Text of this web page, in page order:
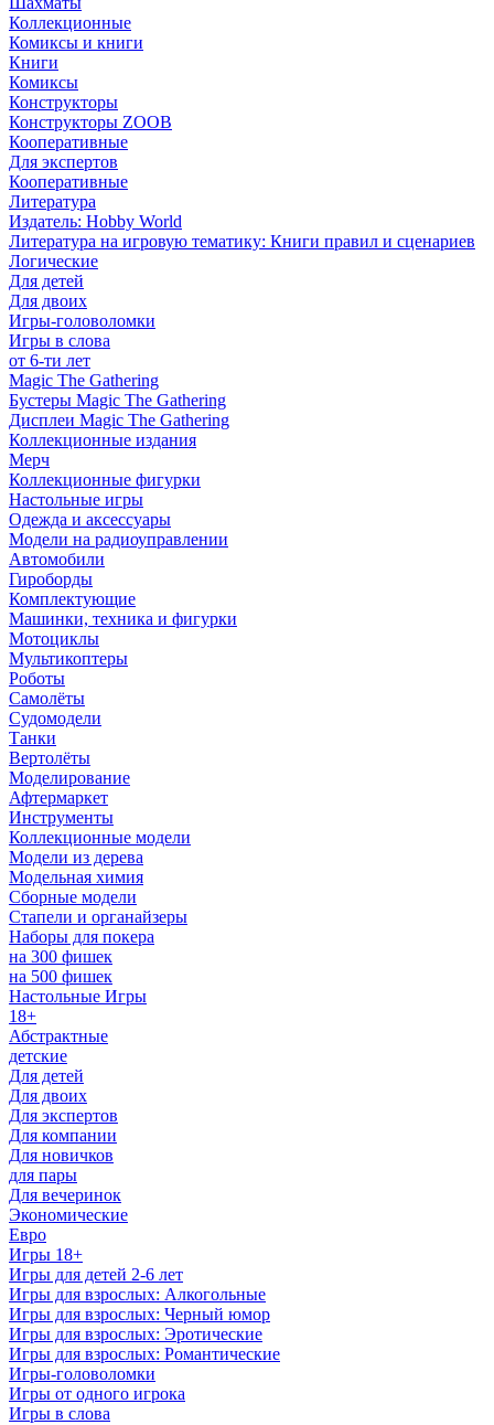
Коллекционные
Комиксы и книги
Книги
Комиксы
Конструкторы
Конструкторы ZOOB
Кооперативные
Для экспертов
Кооперативные
Литература
Издатель: Hobby World
Литература на игровую тематику: Книги правил и сценариев
Логические
Для детей
Для двоих
Игры-головоломки
Игры в слова
от 6-ти лет
Magic The Gathering
Бустеры Magic The Gathering
Дисплеи Magic The Gathering
Коллекционные издания
Мерч
Коллекционные фигурки
Настольные игры
Одежда и аксессуары
Модели на радиоуправлении
Автомобили
Гироборды
Комплектующие
Машинки, техника и фигурки
Мотоциклы
Мультикоптеры
Роботы
Самолёты
Судомодели
Танки
Вертолёты
Моделирование
Афтермаркет
Инструменты
Коллекционные модели
Модели из дерева
Модельная химия
Сборные модели
Стапели и органайзеры
Наборы для покера
на 300 фишек
на 500 фишек
Настольные Игры
18+
Абстрактные
детские
Для детей
Для двоих
Для экспертов
Для компании
Для новичков
для пары
Для вечеринок
Экономические
Евро
Игры 18+
Игры для детей 2-6 лет
Игры для взрослых: Алкогольные
Игры для взрослых: Черный юмор
Игры для взрослых: Эротические
Игры для взрослых: Романтические
Игры-головоломки
Игры от одного игрока
Игры в слова